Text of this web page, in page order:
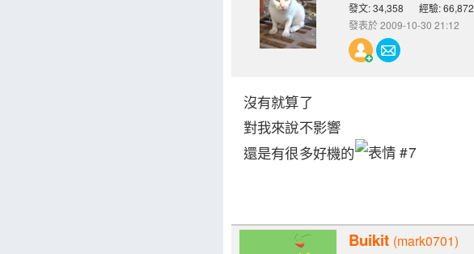
發文: 34,358
經驗: 66,872
發表於 2009-10-30 21:12
沒有就算了
對我來說不影響
還是有很多好機的
Buikit (mark0701)